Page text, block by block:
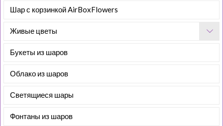
Шар с корзинкой AirBoxFlowers
Живые цветы
Букеты из шаров
Облако из шаров
Светящиеся шары
Фонтаны из шаров